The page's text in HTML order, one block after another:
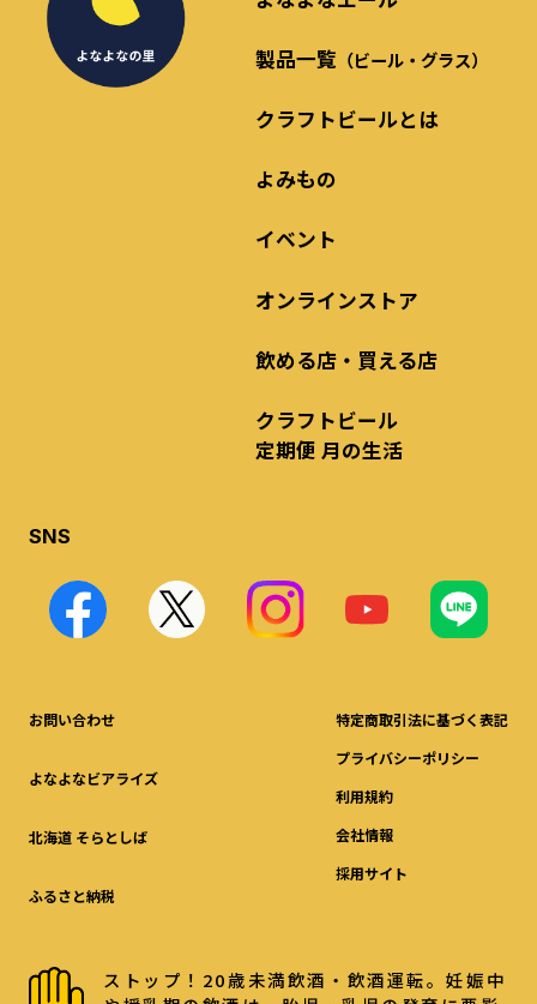
製品一覧 （ビール・グラス）
クラフトビールとは
よみもの
イベント
オンラインストア
飲める店・買える店
クラフトビール
定期便 月の生活
SNS
お問い合わせ
よなよなビアライズ
北海道 そらとしば
ふるさと納税
特定商取引法に基づく表記
プライバシーポリシー
利用規約
会社情報
採用サイト
ストップ！20歳未満飲酒・飲酒運転。妊娠中